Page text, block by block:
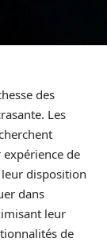
des
Les
de
disposition
dans
leur
de